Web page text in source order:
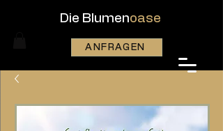
Die Blumenoase
ANFRAGEN